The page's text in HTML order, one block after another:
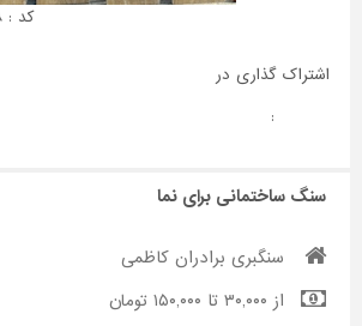
کد : Sakhtemoon-۳۶۰۹۸
اشتراک گذاری در
:
سنگ ساختمانی برای نما
سنگبری برادران کاظمی
از ۳۰,۰۰۰ تا ۱۵۰,۰۰۰ تومان